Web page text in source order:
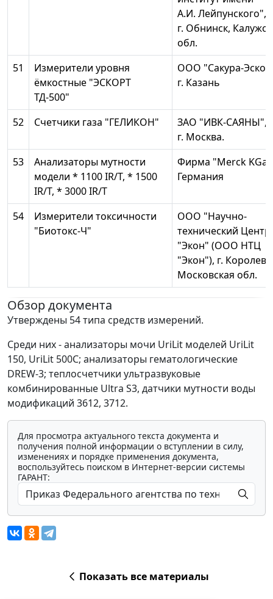
А.И. Лейпунского",
г. Обнинск,
обл.
51
Измерители уровня
ёмкостные "ЭСКОРТ
ТД-500"
ООО "Сакура-
г. Казань
52 Счетчики газа "ГЕЛИКОН"
ЗАО "ИВК-САЯНЫ",
г. Москва.
53
Анализаторы мутности
модели * 1100 IR/T, * 1500
IR/T, * 3000 IR/T
Фирма "Merck
Германия
54
Измерители токсичности
"Биотокс-Ч"
ООО "Научно-
технический Центр
"Экон" (ООО НТЦ
"Экон"), г. Королев,
Московская обл.
Обзор документа
Утверждены 54 типа средств измерений.
Среди них - анализаторы мочи UriLit моделей UriLit
150, UriLit 500С; анализаторы гематологические
DREW-3; теплосчетчики ультразвуковые
комбинированные Ultra S3, датчики мутности воды
модификаций 3612, 3712.
Для просмотра актуального текста документа и
получения полной информации о вступлении в силу,
изменениях и порядке применения документа,
воспользуйтесь поиском в Интернет-версии системы
ГАРАНТ:
Показать все материалы